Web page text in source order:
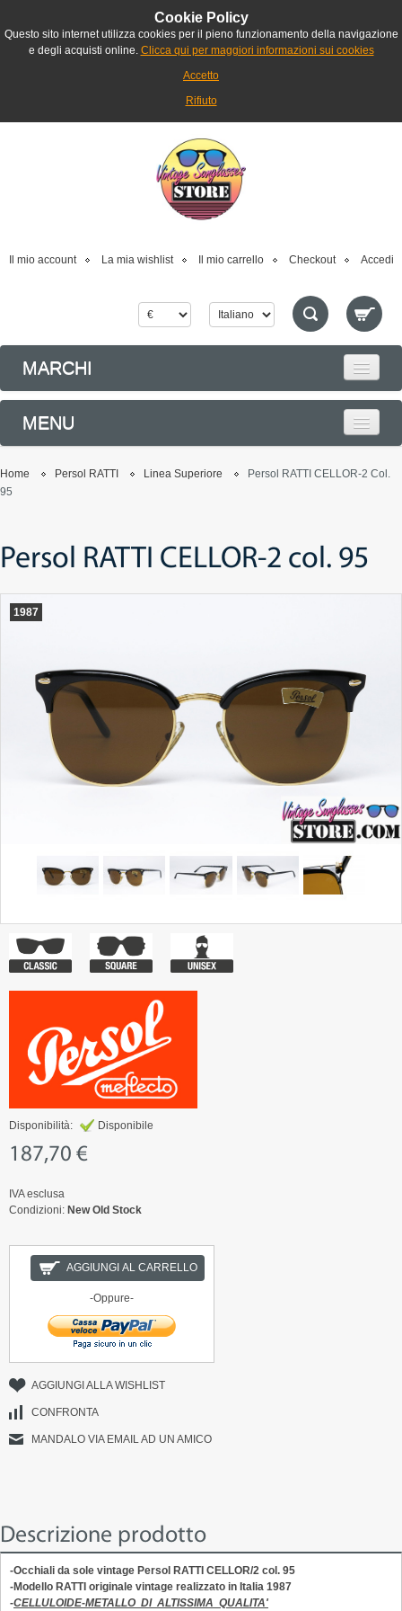
Cookie Policy
Questo sito internet utilizza cookies per il pieno funzionamento della navigazione
e degli acquisti online. Clicca qui per maggiori informazioni sui cookies
Accetto
Rifiuto
Il mio account La mia wishlist Il mio carrello Checkout Accedi
MARCHI
MENU
Home Persol RATTI Linea Superiore
Persol RATTI CELLOR-2 Col.
95
Persol RATTI CELLOR-2 col. 95
1987
Disponibilità: Disponibile
187,70 €
IVA esclusa
Condizioni: New Old Stock
AGGIUNGI AL CARRELLO
-Oppure-
AGGIUNGI ALLA WISHLIST
CONFRONTA
MANDALO VIA EMAIL AD UN AMICO
Descrizione prodotto
-Occhiali da sole vintage Persol RATTI CELLOR/2 col. 95
-Modello RATTI originale vintage realizzato in Italia 1987
-CELLULOIDE-METALLO DI ALTISSIMA QUALITA'